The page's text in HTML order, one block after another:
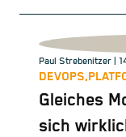
Paul Strebenitzer |
DEVOPS,
Gleiches
sich